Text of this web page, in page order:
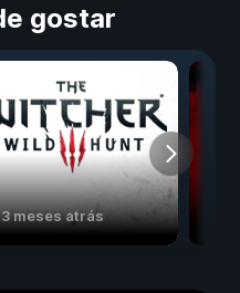
gostar
3 meses atrás